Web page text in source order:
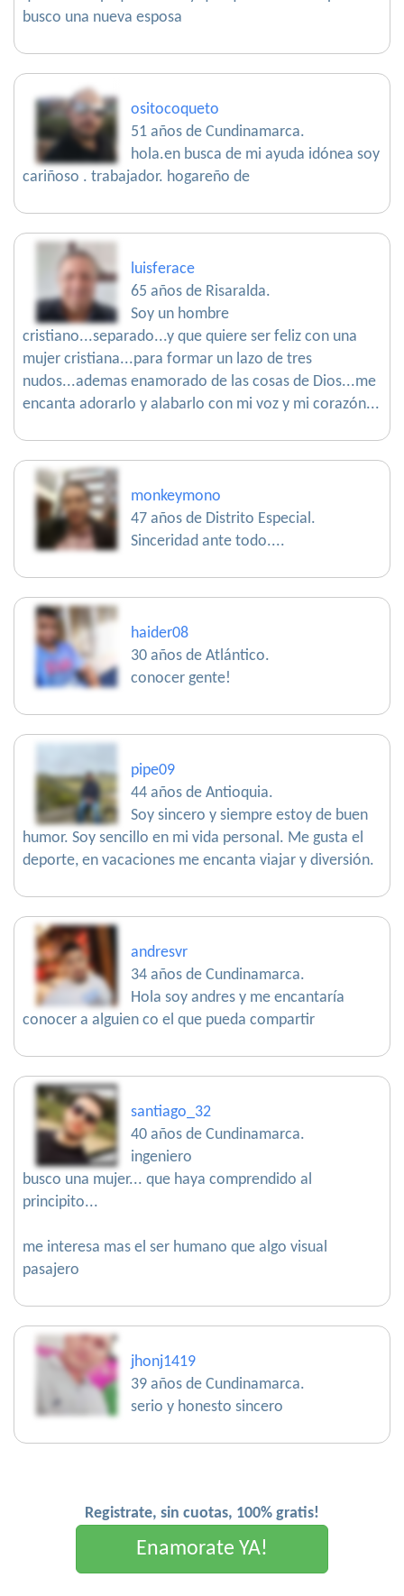
busco una nueva esposa
ositocoqueto
51 años de Cundinamarca.
hola.en busca de mi ayuda idónea soy
cariñoso . trabajador. hogareño de
luisferace
65 años de Risaralda.
Soy un hombre
cristiano...separado...y que quiere ser feliz con una
mujer cristiana...para formar un lazo de tres
nudos...ademas enamorado de las cosas de Dios...me
encanta adorarlo y alabarlo con mi voz y mi corazón...
monkeymono
47 años de Distrito Especial.
Sinceridad ante todo....
haider08
30 años de Atlántico.
conocer gente!
pipe09
44 años de Antioquia.
Soy sincero y siempre estoy de buen
humor. Soy sencillo en mi vida personal. Me gusta el
deporte, en vacaciones me encanta viajar y diversión.
andresvr
34 años de Cundinamarca.
Hola soy andres y me encantaría
conocer a alguien co el que pueda compartir
santiago_32
40 años de Cundinamarca.
ingeniero
busco una mujer... que haya comprendido al
principito...
me interesa mas el ser humano que algo visual
pasajero
jhonj1419
39 años de Cundinamarca.
serio y honesto sincero
Registrate, sin cuotas, 100% gratis!
Enamorate YA!